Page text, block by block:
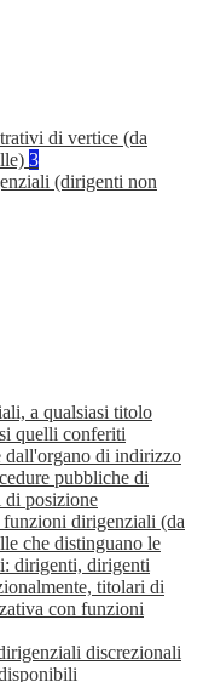
di vertice (da
3
(dirigenti non
a qualsiasi titolo
quelli conferiti
dall'organo di indirizzo
pubbliche di
di posizione
dirigenziali (da
che distinguano le
dirigenti, dirigenti
titolari di
con funzioni
discrezionali